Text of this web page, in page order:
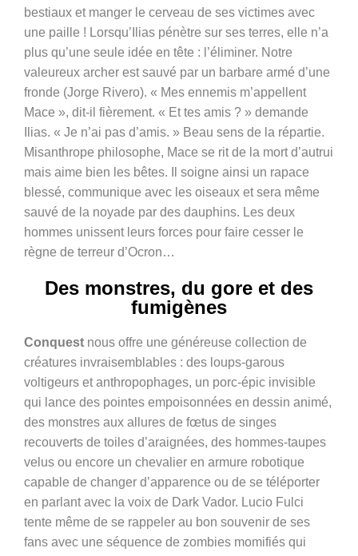
bestiaux et manger le cerveau de ses victimes avec
une paille ! Lorsqu’Ilias pénètre sur ses terres, elle n’a
plus qu’une seule idée en tête : l’éliminer. Notre
valeureux archer est sauvé par un barbare armé d’une
fronde (Jorge Rivero). « Mes ennemis m’appellent
Mace », dit-il fièrement. « Et tes amis ? » demande
Ilias. « Je n’ai pas d’amis. » Beau sens de la répartie.
Misanthrope philosophe, Mace se rit de la mort d’autrui
mais aime bien les bêtes. Il soigne ainsi un rapace
blessé, communique avec les oiseaux et sera même
sauvé de la noyade par des dauphins. Les deux
hommes unissent leurs forces pour faire cesser le
règne de terreur d’Ocron…
Des monstres, du gore et des
fumigènes
Conquest nous offre une généreuse collection de
créatures invraisemblables : des loups-garous
voltigeurs et anthropophages, un porc-épic invisible
qui lance des pointes empoisonnées en dessin animé,
des monstres aux allures de fœtus de singes
recouverts de toiles d’araignées, des hommes-taupes
velus ou encore un chevalier en armure robotique
capable de changer d’apparence ou de se téléporter
en parlant avec la voix de Dark Vador. Lucio Fulci
tente même de se rappeler au bon souvenir de ses
fans avec une séquence de zombies momifiés qui